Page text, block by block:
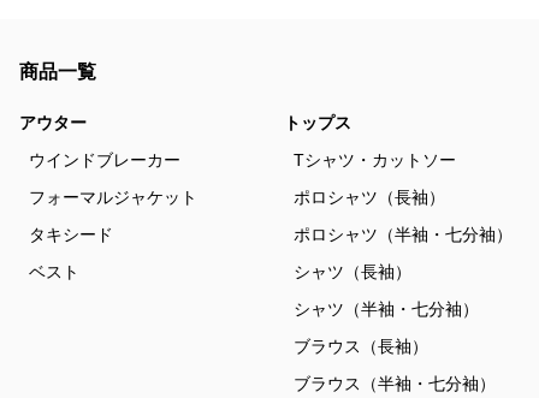
商品一覧
アウター
ウインドブレーカー
フォーマルジャケット
タキシード
ベスト
トップス
Tシャツ・カットソー
ポロシャツ（長袖）
ポロシャツ（半袖・七分袖）
シャツ（長袖）
シャツ（半袖・七分袖）
ブラウス（長袖）
ブラウス（半袖・七分袖）